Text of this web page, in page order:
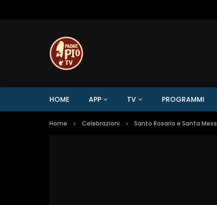
HOME APP TV PROGRAMMI
Home Celebrazioni Santo Rosario e Santa